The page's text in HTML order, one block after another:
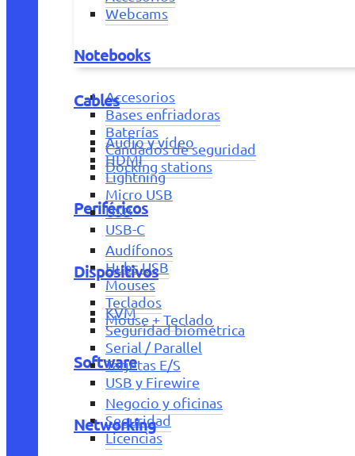
Webcams
Notebooks
Accesorios
Bases enfriadoras
Baterías
Candados de seguridad
Docking stations
Periféricos
Audífonos
Hubs USB
Mouses
Teclados
Mouse + Teclado
Software
Negocio y oficinas
Seguridad
Licencias
Cables
Audio y vídeo
HDMI
Lightning
Micro USB
USB
USB-C
Dispositivos
KVM
Seguridad biométrica
Serial / Parallel
Tarjetas E/S
USB y Firewire
Networking